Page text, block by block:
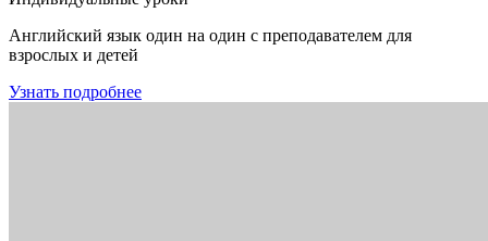
Английский язык один на один с преподавателем для
взрослых и детей
Узнать подробнее